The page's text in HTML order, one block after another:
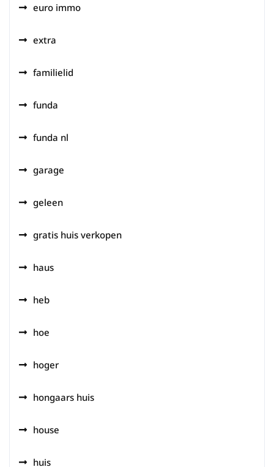
euro immo
extra
familielid
funda
funda nl
garage
geleen
gratis huis verkopen
haus
heb
hoe
hoger
hongaars huis
house
huis